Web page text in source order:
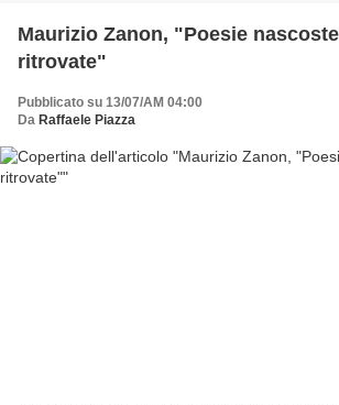
Maurizio Zanon, "Poesie
ritrovate"
Pubblicato su 13/07/AM 04:00
Da Raffaele Piazza